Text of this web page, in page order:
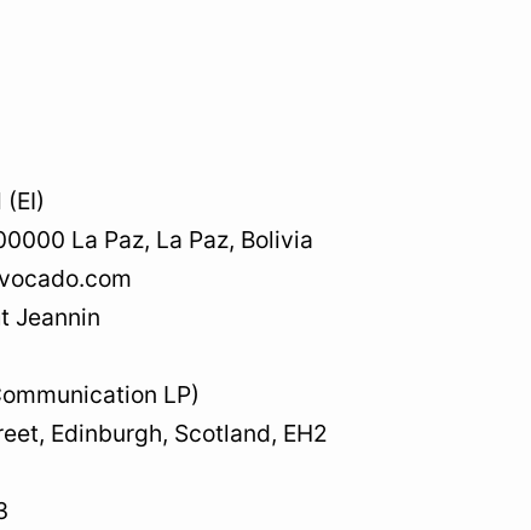
La Paz, La Paz, Bolivia
Jeannin
LP)
Edinburgh, Scotland, EH2